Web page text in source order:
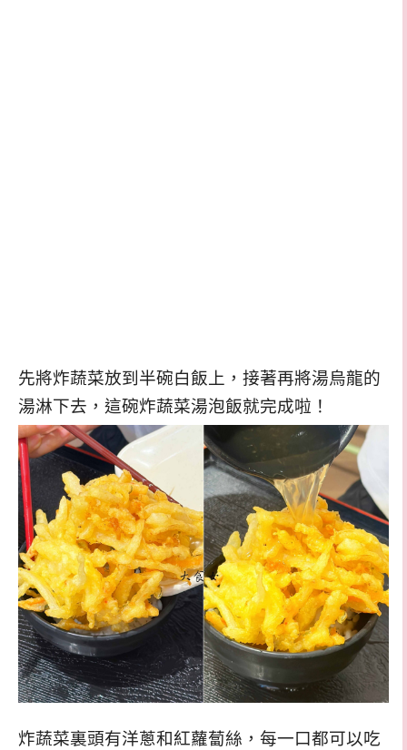
先將炸蔬菜放到半碗白飯上，接著再將湯烏龍的
湯淋下去，這碗炸蔬菜湯泡飯就完成啦！
炸蔬菜裏頭有洋蔥和紅蘿蔔絲，每一口都可以吃